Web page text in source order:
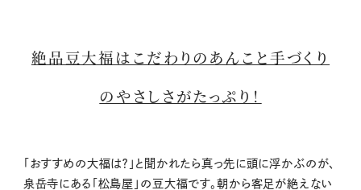
絶品豆大福はこだわりのあんこと手づくり
のやさしさがたっぷり！
「おすすめの大福は？」と聞かれたら真っ先に頭に浮かぶのが、
泉岳寺にある「松島屋」の豆大福です。朝から客足が絶えない